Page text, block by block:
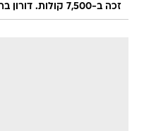
זכה ב-7,500 קולות. דורון ברזילי